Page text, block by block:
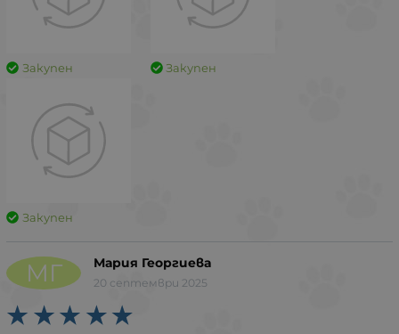
Закупен Закупен
Закупен
МГ Мария Георгиева
20 септември 2025